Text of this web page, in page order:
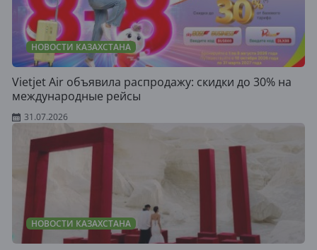
НОВОСТИ КАЗАХСТАНА
Vietjet Air объявила распродажу: скидки до 30% на
международные рейсы
31.07.2026
НОВОСТИ КАЗАХСТАНА